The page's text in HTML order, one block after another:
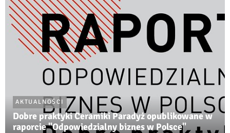
AKTUALNOŚCI
Dobre praktyki Ceramiki Paradyż opublikowane w
raporcie "Odpowiedzialny biznes w Polsce"